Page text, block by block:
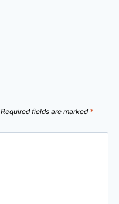
Required fields are marked *